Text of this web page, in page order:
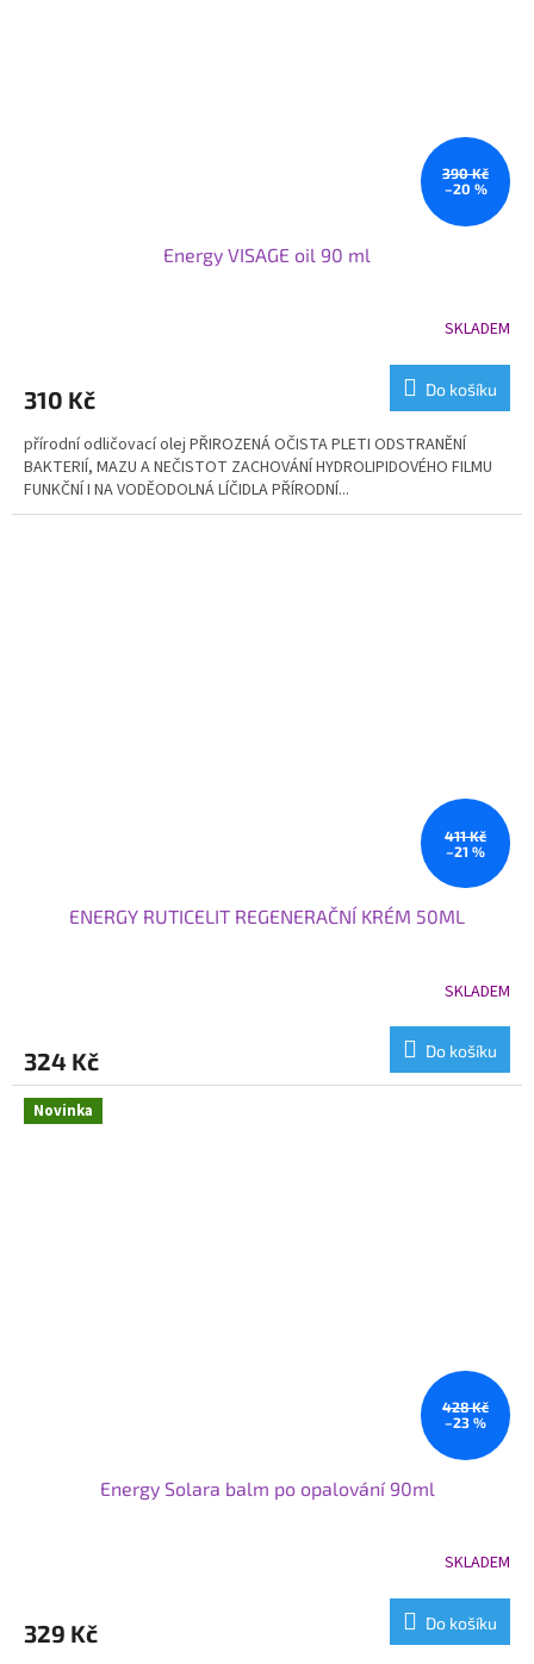
390 Kč
–20 %
Energy VISAGE oil 90 ml
je
z
5
hvězdiček.
SKLADEM
310 Kč Do košíku
přírodní odličovací olej PŘIROZENÁ OČISTA PLETI ODSTRANĚNÍ
BAKTERIÍ, MAZU A NEČISTOT ZACHOVÁNÍ HYDROLIPIDOVÉHO FILMU
FUNKČNÍ I NA VODĚODOLNÁ LÍČIDLA PŘÍRODNÍ...
411 Kč
–21 %
ENERGY RUTICELIT REGENERAČNÍ KRÉM 50ML
je
5,0
5
SKLADEM
324 Kč Do košíku
Novinka
428 Kč
–23 %
Energy Solara balm po opalování 90ml
SKLADEM
329 Kč Do košíku